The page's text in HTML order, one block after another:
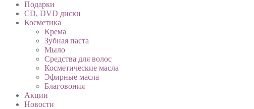
Подарки
CD, DVD диски
Косметика
Крема
Зубная паста
Мыло
Средства для волос
Косметические масла
Эфирные масла
Благовония
Акции
Новости